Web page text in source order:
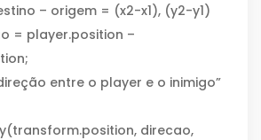
– origem = (x2-x1), (y2-y1)
= player.position –
entre o player e o inimigo”
direcao,